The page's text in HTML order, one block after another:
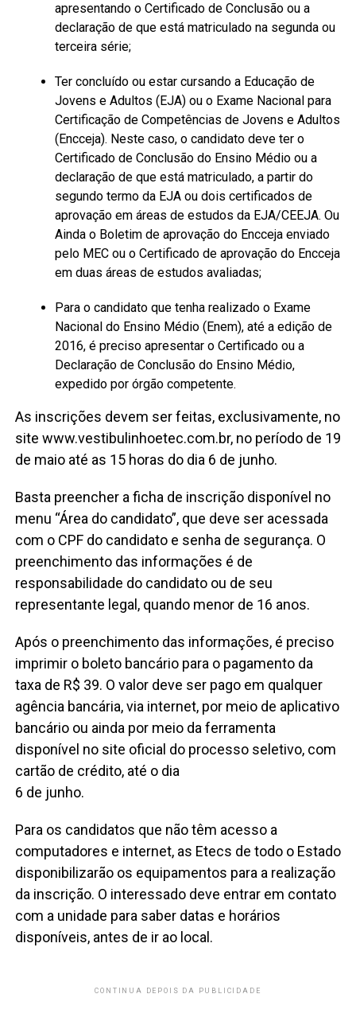
apresentando o Certificado de Conclusão ou a
declaração de que está matriculado na segunda ou
terceira série;
Ter concluído ou estar cursando a Educação de
Jovens e Adultos (EJA) ou o Exame Nacional para
Certificação de Competências de Jovens e Adultos
(Encceja). Neste caso, o candidato deve ter o
Certificado de Conclusão do Ensino Médio ou a
declaração de que está matriculado, a partir do
segundo termo da EJA ou dois certificados de
aprovação em áreas de estudos da EJA/CEEJA. Ou
Ainda o Boletim de aprovação do Encceja enviado
pelo MEC ou o Certificado de aprovação do Encceja
em duas áreas de estudos avaliadas;
Para o candidato que tenha realizado o Exame
Nacional do Ensino Médio (Enem), até a edição de
2016, é preciso apresentar o Certificado ou a
Declaração de Conclusão do Ensino Médio,
expedido por órgão competente.
As inscrições devem ser feitas, exclusivamente, no
site www.vestibulinhoetec.com.br, no período de 19
de maio até as 15 horas do dia 6 de junho.
Basta preencher a ficha de inscrição disponível no
menu “Área do candidato”, que deve ser acessada
com o CPF do candidato e senha de segurança. O
preenchimento das informações é de
responsabilidade do candidato ou de seu
representante legal, quando menor de 16 anos.
Após o preenchimento das informações, é preciso
imprimir o boleto bancário para o pagamento da
taxa de R$ 39. O valor deve ser pago em qualquer
agência bancária, via internet, por meio de aplicativo
bancário ou ainda por meio da ferramenta
disponível no site oficial do processo seletivo, com
cartão de crédito, até o dia
6 de junho.
Para os candidatos que não têm acesso a
computadores e internet, as Etecs de todo o Estado
disponibilizarão os equipamentos para a realização
da inscrição. O interessado deve entrar em contato
com a unidade para saber datas e horários
disponíveis, antes de ir ao local.
CONTINUA DEPOIS DA PUBLICIDADE